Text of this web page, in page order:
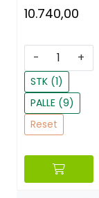
10.740,00
- +
STK (1)
PALLE (9)
Reset